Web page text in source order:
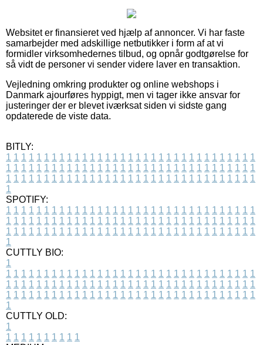
Websitet er finansieret ved hjælp af annoncer. Vi har faste
samarbejder med adskillige netbutikker i form af at vi
formidler virksomhedernes tilbud, og opnår godtgørelse for
så vidt de personer vi sender videre laver en transaktion.
Vejledning omkring produkter og online webshops i
Danmark ajourføres hyppigt, men vi tager ikke ansvar for
justeringer der er blevet iværksat siden vi sidste gang
opdaterede de viste data.
BITLY:
1 1 1 1 1 1 1 1 1 1 1 1 1 1 1 1 1 1 1 1 1 1 1 1 1 1 1 1 1 1 1 1 1
1 1 1 1 1 1 1 1 1 1 1 1 1 1 1 1 1 1 1 1 1 1 1 1 1 1 1 1 1 1 1 1 1
1 1 1 1 1 1 1 1 1 1 1 1 1 1 1 1 1 1 1 1 1 1 1 1 1 1 1 1 1 1 1 1 1
1
SPOTIFY:
1 1 1 1 1 1 1 1 1 1 1 1 1 1 1 1 1 1 1 1 1 1 1 1 1 1 1 1 1 1 1 1 1
1 1 1 1 1 1 1 1 1 1 1 1 1 1 1 1 1 1 1 1 1 1 1 1 1 1 1 1 1 1 1 1 1
1 1 1 1 1 1 1 1 1 1 1 1 1 1 1 1 1 1 1 1 1 1 1 1 1 1 1 1 1 1 1 1 1
1
CUTTLY BIO:
1
1 1 1 1 1 1 1 1 1 1 1 1 1 1 1 1 1 1 1 1 1 1 1 1 1 1 1 1 1 1 1 1 1
1 1 1 1 1 1 1 1 1 1 1 1 1 1 1 1 1 1 1 1 1 1 1 1 1 1 1 1 1 1 1 1 1
1 1 1 1 1 1 1 1 1 1 1 1 1 1 1 1 1 1 1 1 1 1 1 1 1 1 1 1 1 1 1 1 1
1
CUTTLY OLD:
1
1 1 1 1 1 1 1 1 1 1